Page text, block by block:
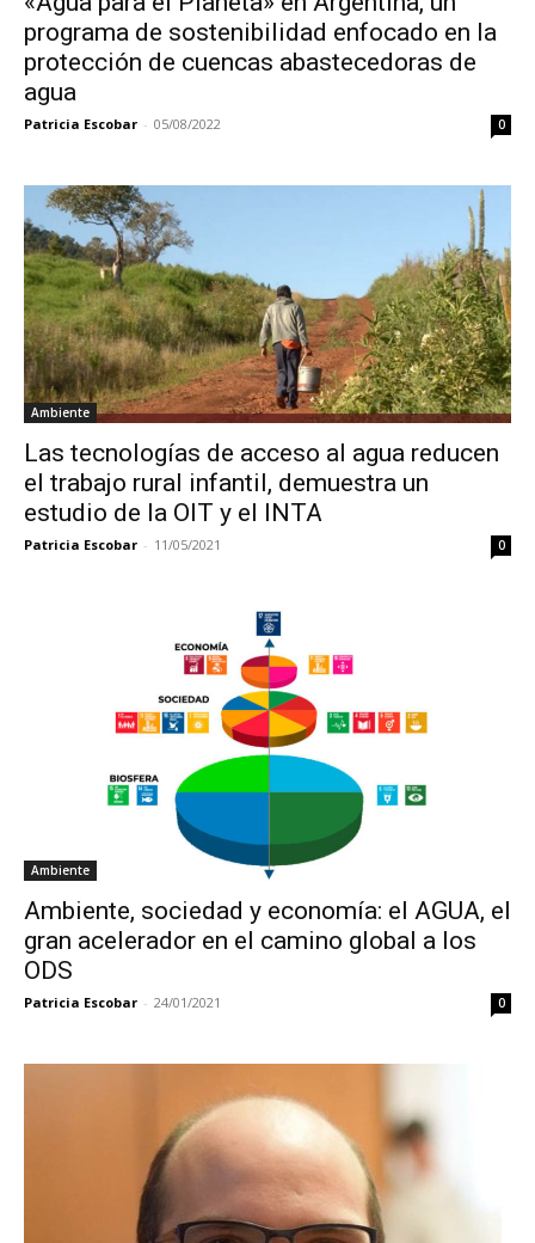
programa de sostenibilidad enfocado en la
protección de cuencas abastecedoras de
agua
Patricia Escobar - 05/08/2022 0
Ambiente
Las tecnologías de acceso al agua reducen
el trabajo rural infantil, demuestra un
estudio de la OIT y el INTA
Patricia Escobar - 11/05/2021 0
Ambiente
Ambiente, sociedad y economía: el AGUA, el
gran acelerador en el camino global a los
ODS
Patricia Escobar - 24/01/2021 0